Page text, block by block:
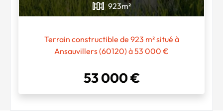
923m²
Terrain constructible de 923 m² situé à
Ansauvillers (60120) à 53 000 €
53 000 €